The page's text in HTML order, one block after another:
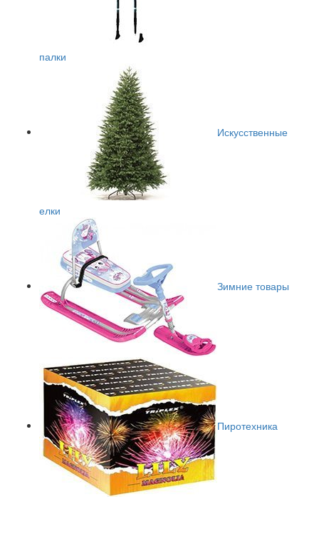
палки
Искусственные
елки
Зимние товары
Пиротехника